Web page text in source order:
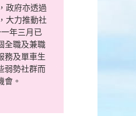
政府亦透過
大力推動社
年三月已
全職及兼職
務及單車生
弱勢社群而
。